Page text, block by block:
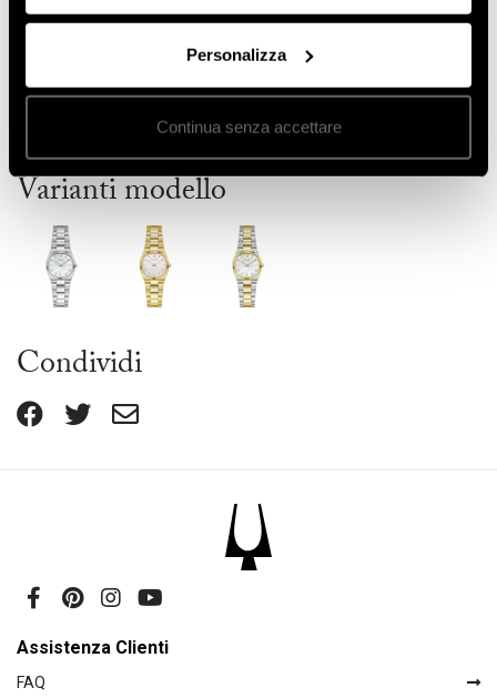
Personalizza
Continua senza accettare
Colore quadrante
Madreperla rossa
Water Resistant
Diametro cassa (mm)
25,00
64,00
Varianti modello
Condividi
Assistenza Clienti
FAQ